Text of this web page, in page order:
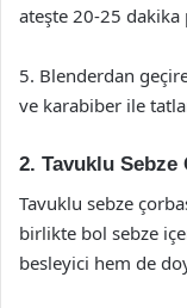
ateşte 20-25 dakika
5. Blenderdan
ve karabiber ile
2. Tavuklu Sebze
Tavuklu sebze
birlikte bol sebze
besleyici hem de